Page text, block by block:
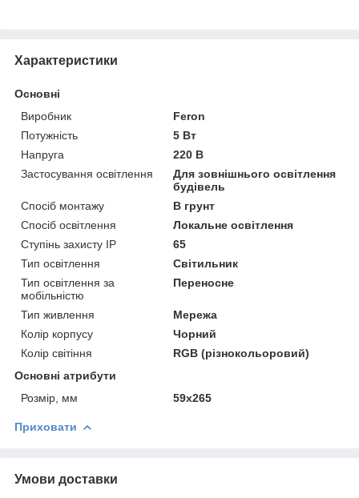
Характеристики
Основні
Виробник
Feron
Потужність
5 Вт
Напруга
220 В
Застосування освітлення
Для зовнішнього освітлення
будівель
Спосіб монтажу
В грунт
Спосіб освітлення
Локальне освітлення
Ступінь захисту IP
65
Тип освітлення
Світильник
Тип освітлення за
мобільністю
Переносне
Тип живлення
Мережа
Колір корпусу
Чорний
Колір світіння
RGB (різнокольоровий)
Основні атрибути
Розмір, мм
59х265
Приховати
Умови доставки